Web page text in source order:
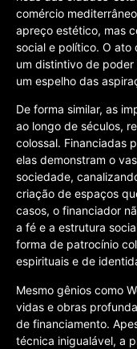
comércio
apreço estético, mas
social e político. O ato
um distintivo de
um espelho das
De forma similar, as
ao longo de séculos,
colossal. Financiadas
elas demonstram o
sociedade,
criação de espaços
casos, o financiador
a fé e a estrutura
forma de patrocínio
espirituais e de
Mesmo gênios como
vidas e obras
de financiamento.
técnica inigualável, a